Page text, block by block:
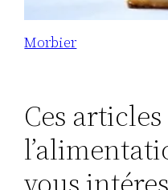
Morbier
Ces